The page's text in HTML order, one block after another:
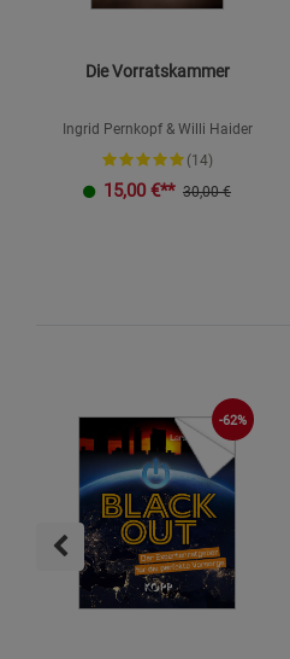
Die Vorratskammer
Ingrid Pernkopf & Willi Haider
(14)
15,00 €** 30,00 €
-62%